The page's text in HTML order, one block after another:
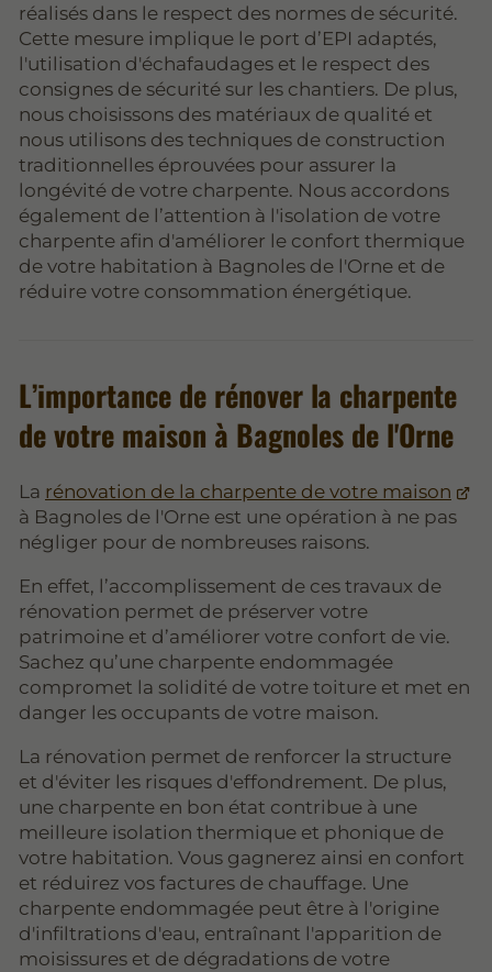
réalisés dans le respect des normes de sécurité.
Cette mesure implique le port d’EPI adaptés,
l'utilisation d'échafaudages et le respect des
consignes de sécurité sur les chantiers. De plus,
nous choisissons des matériaux de qualité et
nous utilisons des techniques de construction
traditionnelles éprouvées pour assurer la
longévité de votre charpente. Nous accordons
également de l’attention à l'isolation de votre
charpente afin d'améliorer le confort thermique
de votre habitation à Bagnoles de l'Orne et de
réduire votre consommation énergétique.
L’importance de rénover la charpente
de votre maison à Bagnoles de l'Orne
La rénovation de la charpente de votre maison
à Bagnoles de l'Orne est une opération à ne pas
négliger pour de nombreuses raisons.
En effet, l’accomplissement de ces travaux de
rénovation permet de préserver votre
patrimoine et d’améliorer votre confort de vie.
Sachez qu’une charpente endommagée
compromet la solidité de votre toiture et met en
danger les occupants de votre maison.
La rénovation permet de renforcer la structure
et d'éviter les risques d'effondrement. De plus,
une charpente en bon état contribue à une
meilleure isolation thermique et phonique de
votre habitation. Vous gagnerez ainsi en confort
et réduirez vos factures de chauffage. Une
charpente endommagée peut être à l'origine
d'infiltrations d'eau, entraînant l'apparition de
moisissures et de dégradations de votre